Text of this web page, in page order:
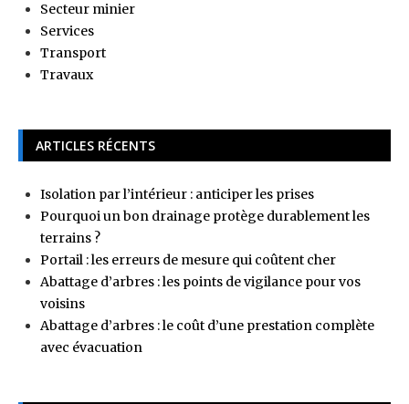
Secteur minier
Services
Transport
Travaux
ARTICLES RÉCENTS
Isolation par l’intérieur : anticiper les prises
Pourquoi un bon drainage protège durablement les
terrains ?
Portail : les erreurs de mesure qui coûtent cher
Abattage d’arbres : les points de vigilance pour vos
voisins
Abattage d’arbres : le coût d’une prestation complète
avec évacuation